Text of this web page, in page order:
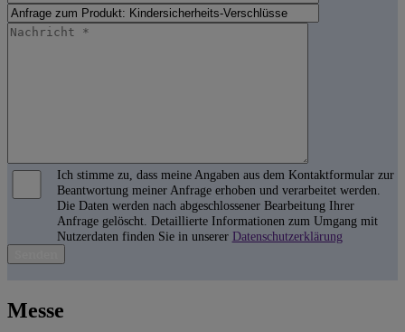
Ich stimme zu, dass meine Angaben aus dem Kontaktformular zur
Beantwortung meiner Anfrage erhoben und verarbeitet werden.
Die Daten werden nach abgeschlossener Bearbeitung Ihrer
Anfrage gelöscht. Detaillierte Informationen zum Umgang mit
Nutzerdaten finden Sie in unserer Datenschutzerklärung
t
t
Messe